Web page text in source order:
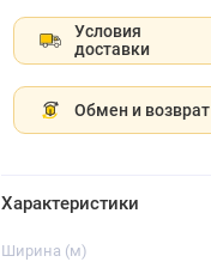
Условия
доставки
Обмен и возврат
Характеристики
Ширина (м)